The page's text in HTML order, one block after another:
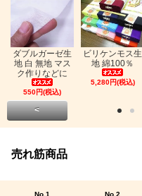
ダブルガーゼ生
地 白 無地 マス
ク作りなどに
550円(税込)
ビリケンモス生
地 綿100％
5,280円(税込)
<
売れ筋商品
No.1 No.2